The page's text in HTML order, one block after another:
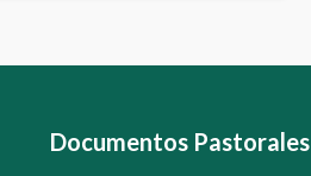
Documentos Pastorales